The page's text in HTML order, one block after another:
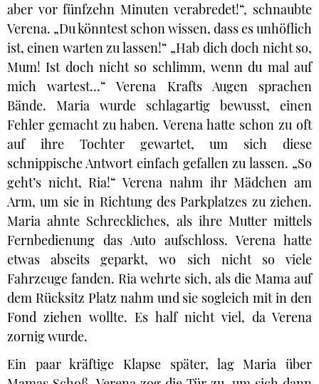
aber vor fünfzehn Minuten verabredet!“, schnaubte
Verena. „Du könntest schon wissen, dass es unhöflich
ist, einen warten zu lassen!“ „Hab dich doch nicht so,
Mum! Ist doch nicht so schlimm, wenn du mal auf
mich wartest…“ Verena Krafts Augen sprachen
Bände. Maria wurde schlagartig bewusst, einen
Fehler gemacht zu haben. Verena hatte schon zu oft
auf ihre Tochter gewartet, um sich diese
schnippische Antwort einfach gefallen zu lassen. „So
geht’s nicht, Ria!“ Verena nahm ihr Mädchen am
Arm, um sie in Richtung des Parkplatzes zu ziehen.
Maria ahnte Schreckliches, als ihre Mutter mittels
Fernbedienung das Auto aufschloss. Verena hatte
etwas abseits geparkt, wo sich nicht so viele
Fahrzeuge fanden. Ria wehrte sich, als die Mama auf
dem Rücksitz Platz nahm und sie sogleich mit in den
Fond ziehen wollte. Es half nicht viel, da Verena
zornig wurde.
Ein paar kräftige Klapse später, lag Maria über